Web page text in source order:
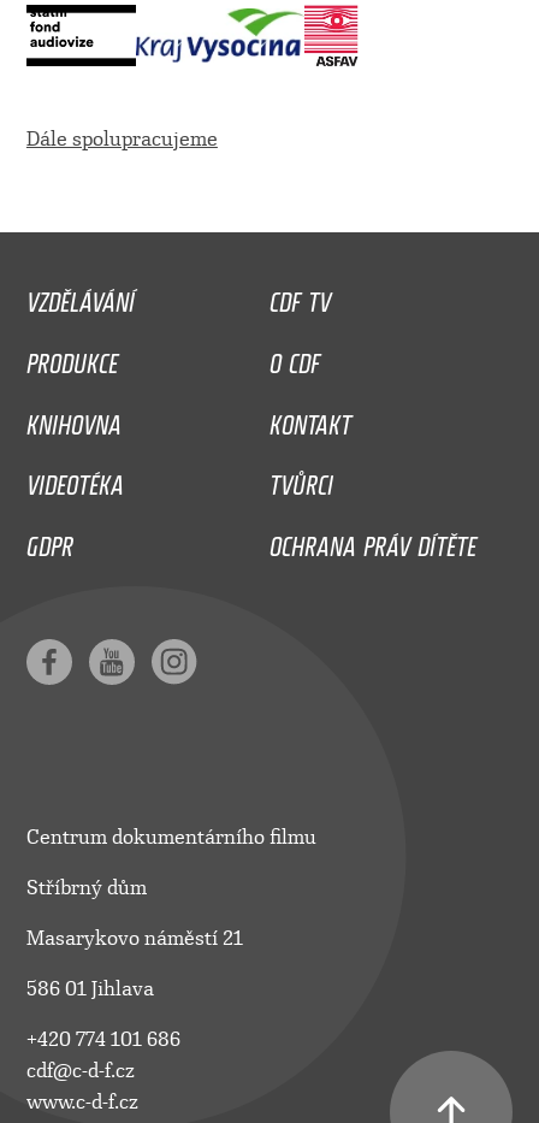
Dále spolupracujeme
VZDĚLÁVÁNÍ
CDF TV
PRODUKCE
O CDF
KNIHOVNA
KONTAKT
VIDEOTÉKA
TVŮRCI
GDPR
OCHRANA PRÁV DÍTĚTE
Centrum dokumentárního filmu
Stříbrný dům
Masarykovo náměstí 21
586 01 Jihlava
+420 774 101 686
cdf@c-d-f.cz
www.c-d-f.cz